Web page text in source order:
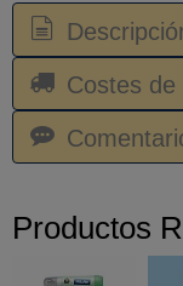
Costes de
Productos